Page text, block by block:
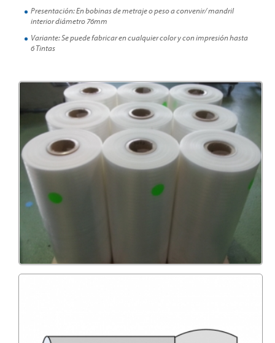
Presentación: En bobinas de metraje o peso a convenir/ mandril
interior diámetro 76mm
Variante: Se puede fabricar en cualquier color y con impresión hasta
6 Tintas